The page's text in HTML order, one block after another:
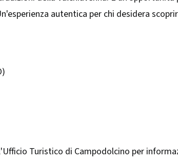
autentica per chi desidera
Turistico di Campodolcino per